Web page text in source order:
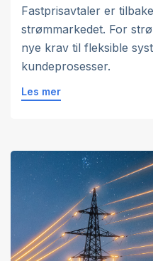
Fastprisavtaler er
strømmarkedet. For
nye krav til fleksible
kundeprosesser.
Les mer